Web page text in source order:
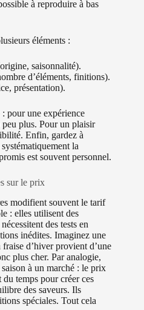
à reproduire à bas
éléments :
saisonnalité).
d’éléments, finitions).
présentation).
pour une expérience
peu plus. Pour un plaisir
Enfin, gardez à
la
est souvent personnel.
sur le prix
modifient souvent le tarif
: elles utilisent des
des tests en
inédites. Imaginez une
d’hiver provient d’une
plus cher. Par analogie,
à un marché : le prix
temps pour créer ces
des saveurs. Ils
spéciales. Tout cela